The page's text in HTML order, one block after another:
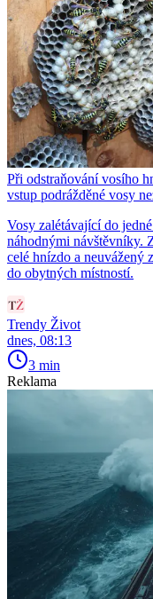
Při odstraňování vosího
vstup podrážděné vosy
Vosy zalétávající do
náhodnými návštěvníky.
celé hnízdo a neuvážený
do obytných místností.
Trendy Život
dnes, 08:13
3 min
Reklama